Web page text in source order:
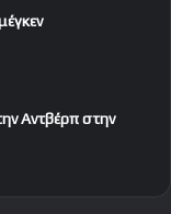
Αντβέρπ στην